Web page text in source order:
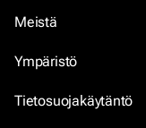
Meistä
Ympäristö
Tietosuojakäytäntö